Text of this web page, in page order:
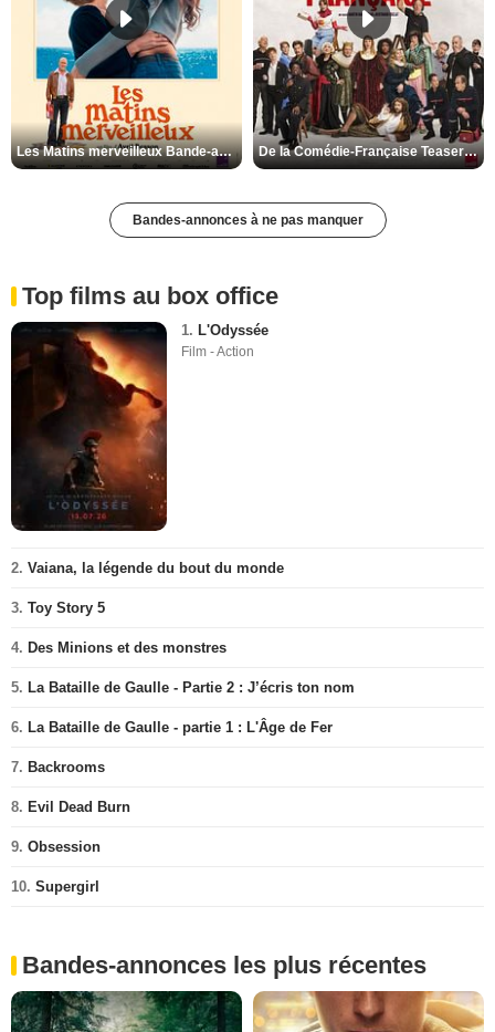
Les Matins merveilleux Bande-annonce VF De la Comédie-Française Teaser VF
Bandes-annonces à ne pas manquer
Top films au box office
1. L'Odyssée
Film - Action
2. Vaiana, la légende du bout du monde
3. Toy Story 5
4. Des Minions et des monstres
5. La Bataille de Gaulle - Partie 2 : J’écris ton nom
6. La Bataille de Gaulle - partie 1 : L'Âge de Fer
7. Backrooms
8. Evil Dead Burn
9. Obsession
10. Supergirl
Bandes-annonces les plus récentes